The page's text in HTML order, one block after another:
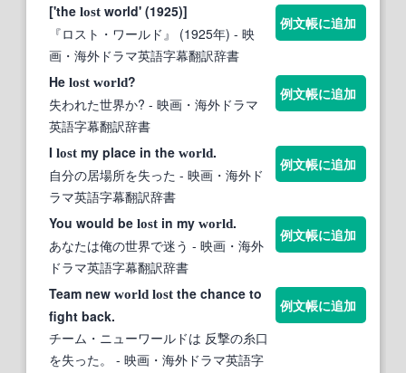
['the lost world' (1925)]
『ロスト・ワールド』 (1925年) - 映
画・海外ドラマ英語字幕翻訳辞書
例文帳に追加
He lost world?
失われた世界か? - 映画・海外ドラマ
英語字幕翻訳辞書
例文帳に追加
I lost my place in the world.
自分の居場所を失った - 映画・海外ド
ラマ英語字幕翻訳辞書
例文帳に追加
You would be lost in my world.
あなたは俺の世界で迷う - 映画・海外
ドラマ英語字幕翻訳辞書
例文帳に追加
Team new world lost the chance to
fight back.
チーム・ニューワールドは 反撃の糸口
を失った。
- 映画・海外ドラマ英語字
例文帳に追加